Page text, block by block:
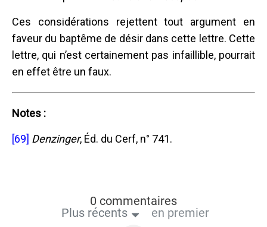
Ces considérations rejettent tout argument en
faveur du baptême de désir dans cette lettre. Cette
lettre, qui n’est certainement pas infaillible, pourrait
en effet être un faux.
Notes :
[69] Denzinger, Éd. du Cerf, n° 741.
0 commentaires
Plus récents
en premier